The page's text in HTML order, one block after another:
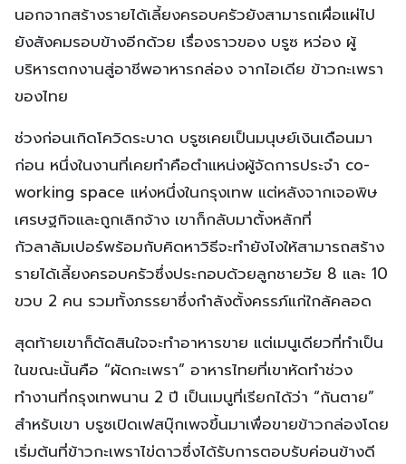
นอกจากสร้างรายได้เลี้ยงครอบครัวยังสามารถเผื่อแผ่ไป
ยังสังคมรอบข้างอีกด้วย เรื่องราวของ บรูซ หว่อง ผู้
บริหารตกงานสู่อาชีพอาหารกล่อง จากไอเดีย ข้าวกะเพรา
ของไทย
ช่วงก่อนเกิดโควิดระบาด บรูซเคยเป็นมนุษย์เงินเดือนมา
ก่อน หนึ่งในงานที่เคยทำคือตำแหน่งผู้จัดการประจำ co-
working space แห่งหนึ่งในกรุงเทพ แต่หลังจากเจอพิษ
เศรษฐกิจและถูกเลิกจ้าง เขาก็กลับมาตั้งหลักที่
กัวลาลัมเปอร์พร้อมกับคิดหาวิธีจะทำยังไงให้สามารถสร้าง
รายได้เลี้ยงครอบครัวซึ่งประกอบด้วยลูกชายวัย 8 และ 10
ขวบ 2 คน รวมทั้งภรรยาซึ่งกำลังตั้งครรภ์แก่ใกล้คลอด
สุดท้ายเขาก็ตัดสินใจจะทำอาหารขาย แต่เมนูเดียวที่ทำเป็น
ในขณะนั้นคือ “ผัดกะเพรา” อาหารไทยที่เขาหัดทำช่วง
ทำงานที่กรุงเทพนาน 2 ปี เป็นเมนูที่เรียกได้ว่า “กันตาย”
สำหรับเขา บรูซเปิดเฟสบุ๊กเพจขึ้นมาเพื่อขายข้าวกล่องโดย
เริ่มต้นที่ข้าวกะเพราไข่ดาวซึ่งได้รับการตอบรับค่อนข้างดี